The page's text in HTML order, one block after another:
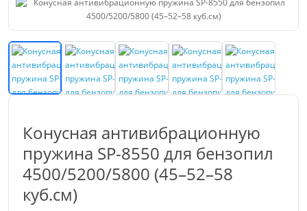
Конусная антивибрационную
пружина SP-8550 для бензопил
4500/5200/5800 (45–52–58
куб.см)